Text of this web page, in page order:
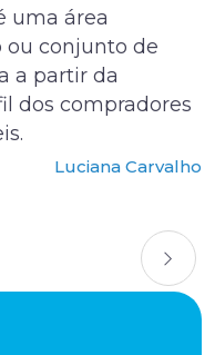
uma área
ou conjunto de
a partir da
dos compradores
Luciana Carvalho